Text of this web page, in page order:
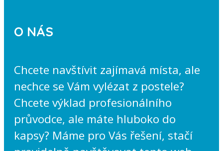
O NÁS
Chcete navštívit zajímavá místa, ale
nechce se Vám vylézat z postele?
Chcete výklad profesionálního
průvodce, ale máte hluboko do
kapsy? Máme pro Vás řešení, stačí